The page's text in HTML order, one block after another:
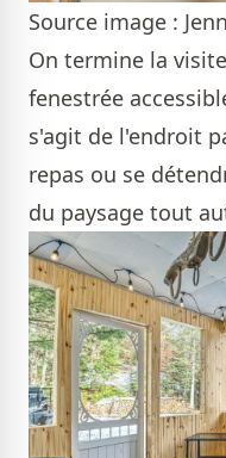
Source image :
On termine la
fenestrée
s'agit de l'endroit
repas ou se
du paysage tout